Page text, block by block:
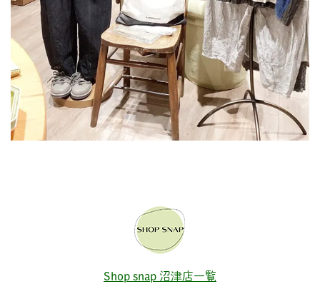
Shop snap 沼津店一覧